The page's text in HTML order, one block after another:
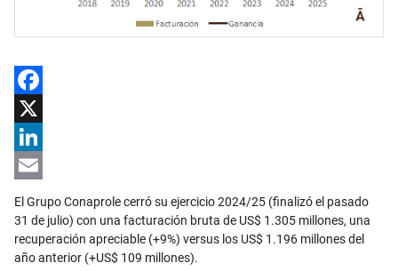
Facebook
X
LinkedIn
Email
El Grupo Conaprole cerró su ejercicio 2024/25 (finalizó el pasado
31 de julio) con una facturación bruta de US$ 1.305 millones, una
recuperación apreciable (+9%) versus los US$ 1.196 millones del
año anterior (+US$ 109 millones).